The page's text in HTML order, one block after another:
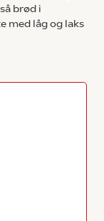
brød i
med låg og laks